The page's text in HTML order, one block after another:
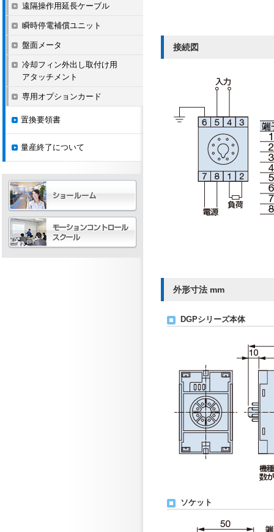
接続図
外形寸法 mm
DGPシリーズ本体
ソケット
遠隔操作用延長ケーブル
瞬時停電補償ユニット
盤面メータ
冷却フィン外出し取付け用
アタッチメント
専用オプションカード
置換要領書
量産終了について